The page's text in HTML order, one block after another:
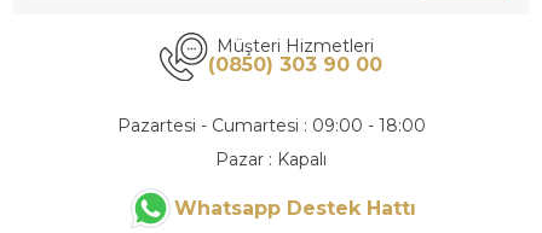
Müşteri Hizmetleri
(0850) 303 90 00
Pazartesi - Cumartesi : 09:00 - 18:00
Pazar : Kapalı
Whatsapp Destek Hattı